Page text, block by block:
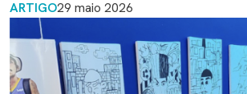
ARTIGO29 maio 2026